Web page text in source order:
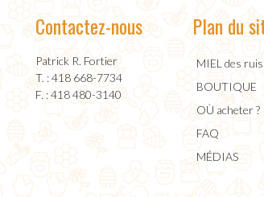
Contactez-nous
Patrick R. Fortier
T. : 418 668-7734
F. : 418 480-3140
Plan du
MIEL des
BOUTIQUE
OÙ acheter ?
FAQ
MÉDIAS